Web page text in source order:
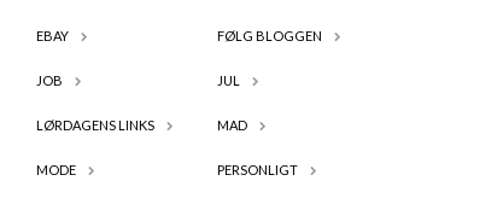
EBAY FØLG BLOGGEN
JOB JUL
LØRDAGENS LINKS MAD
MODE PERSONLIGT